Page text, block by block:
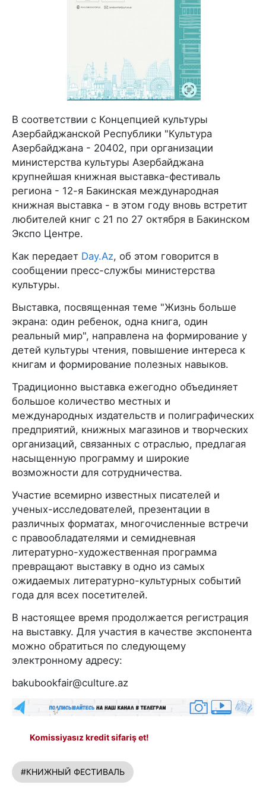
В соответствии с Концепцией культуры
Азербайджанской Республики "Культура
Азербайджана - 20402, при организации
министерства культуры Азербайджана
крупнейшая книжная выставка-фестиваль
региона - 12-я Бакинская международная
книжная выставка - в этом году вновь встретит
любителей книг с 21 по 27 октября в Бакинском
Экспо Центре.
Как передает Day.Az, об этом говорится в
сообщении пресс-службы министерства
культуры.
Выставка, посвященная теме "Жизнь больше
экрана: один ребенок, одна книга, один
реальный мир", направлена на формирование у
детей культуры чтения, повышение интереса к
книгам и формирование полезных навыков.
Традиционно выставка ежегодно объединяет
большое количество местных и
международных издательств и полиграфических
предприятий, книжных магазинов и творческих
организаций, связанных с отраслью, предлагая
насыщенную программу и широкие
возможности для сотрудничества.
Участие всемирно известных писателей и
ученых-исследователей, презентации в
различных форматах, многочисленные встречи
с правообладателями и семидневная
литературно-художественная программа
превращают выставку в одно из самых
ожидаемых литературно-культурных событий
года для всех посетителей.
В настоящее время продолжается регистрация
на выставку. Для участия в качестве экспонента
можно обратиться по следующему
электронному адресу:
bakubookfair@culture.az
Komissiyasız kredit sifariş et!
#КНИЖНЫЙ ФЕСТИВАЛЬ